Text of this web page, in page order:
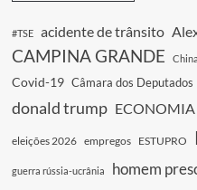
#TSE acidente de trânsito
CAMPINA GRANDE China
Covid-19 Câmara dos Deputados
donald trump ECONOMIA
eleições 2026 empregos ESTUPRO
guerra rússia-ucrânia homem